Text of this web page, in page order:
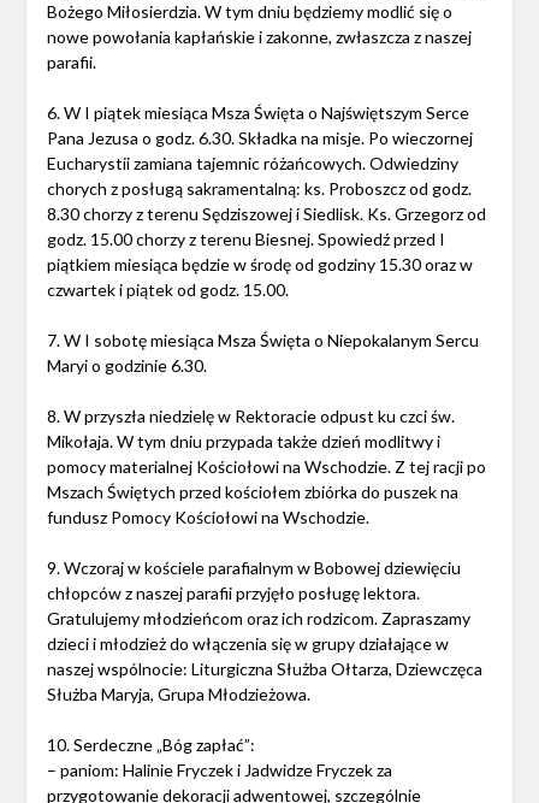
Bożego Miłosierdzia. W tym dniu będziemy modlić się o
nowe powołania kapłańskie i zakonne, zwłaszcza z naszej
parafii.
6. W I piątek miesiąca Msza Święta o Najświętszym Serce
Pana Jezusa o godz. 6.30. Składka na misje. Po wieczornej
Eucharystii zamiana tajemnic różańcowych. Odwiedziny
chorych z posługą sakramentalną: ks. Proboszcz od godz.
8.30 chorzy z terenu Sędziszowej i Siedlisk. Ks. Grzegorz od
godz. 15.00 chorzy z terenu Biesnej. Spowiedź przed I
piątkiem miesiąca będzie w środę od godziny 15.30 oraz w
czwartek i piątek od godz. 15.00.
7. W I sobotę miesiąca Msza Święta o Niepokalanym Sercu
Maryi o godzinie 6.30.
8. W przyszła niedzielę w Rektoracie odpust ku czci św.
Mikołaja. W tym dniu przypada także dzień modlitwy i
pomocy materialnej Kościołowi na Wschodzie. Z tej racji po
Mszach Świętych przed kościołem zbiórka do puszek na
fundusz Pomocy Kościołowi na Wschodzie.
9. Wczoraj w kościele parafialnym w Bobowej dziewięciu
chłopców z naszej parafii przyjęło posługę lektora.
Gratulujemy młodzieńcom oraz ich rodzicom. Zapraszamy
dzieci i młodzież do włączenia się w grupy działające w
naszej wspólnocie: Liturgiczna Służba Ołtarza, Dziewczęca
Służba Maryja, Grupa Młodzieżowa.
10. Serdeczne „Bóg zapłać”:
– paniom: Halinie Fryczek i Jadwidze Fryczek za
przygotowanie dekoracji adwentowej, szczególnie